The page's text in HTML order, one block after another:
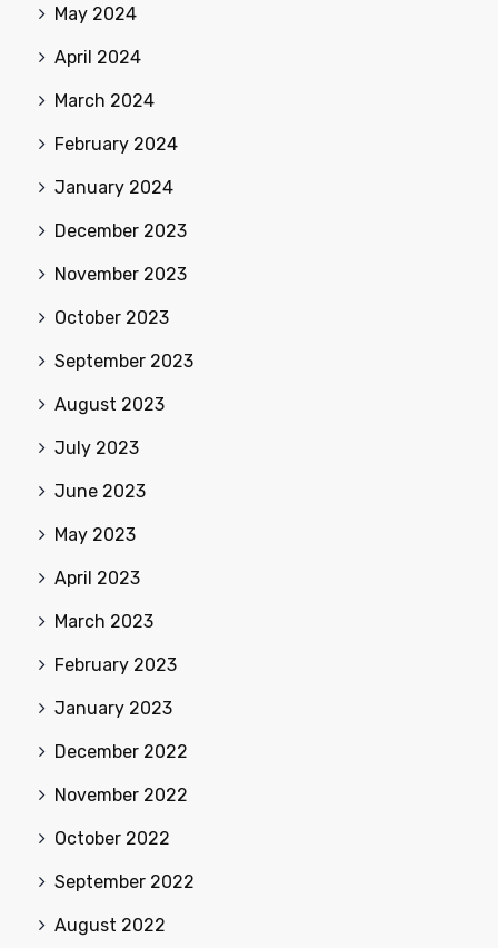
May 2024
April 2024
March 2024
February 2024
January 2024
December 2023
November 2023
October 2023
September 2023
August 2023
July 2023
June 2023
May 2023
April 2023
March 2023
February 2023
January 2023
December 2022
November 2022
October 2022
September 2022
August 2022